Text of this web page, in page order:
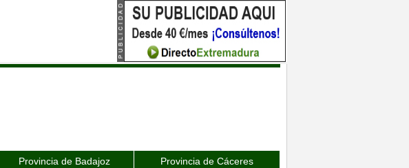
Provincia de Badajoz Provincia de Cáceres